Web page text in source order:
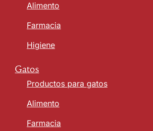
Alimento
Farmacia
Higiene
Gatos
Productos para gatos
Alimento
Farmacia